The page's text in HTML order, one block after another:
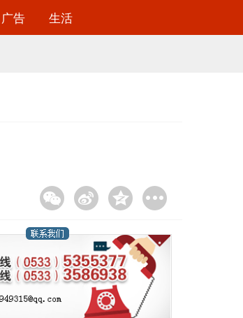
广告 生活